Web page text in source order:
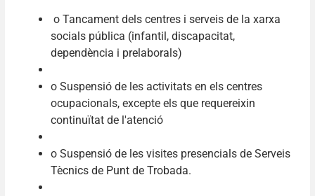
o Tancament dels centres i serveis de la xarxa
socials pública (infantil, discapacitat,
dependència i prelaborals)
o Suspensió de les activitats en els centres
ocupacionals, excepte els que requereixin
continuïtat de l'atenció
o Suspensió de les visites presencials de Serveis
Tècnics de Punt de Trobada.